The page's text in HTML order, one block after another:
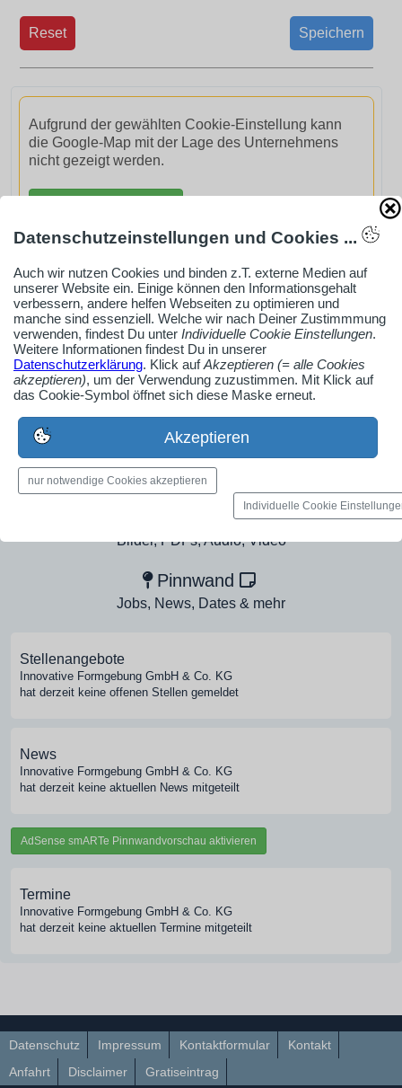
Speichern
Reset
Aufgrund der gewählten Cookie-Einstellung kann
die Google-Map mit der Lage des Unternehmens
nicht gezeigt werden.
AdSense smARTe inArticle-Anzeige aktivieren
Ob Solo-Selbsständiger, Handwerksbetrieb oder
Industrieunternehmen
Erstelle jetzt ein gratis Firmenprofil für dein Unternehmen:
jetzt registrieren
Medien-Galerie
Bilder, PDFs, Audio, Video
Pinnwand
Jobs, News, Dates & mehr
Stellenangebote
Innovative Formgebung GmbH & Co. KG
hat derzeit keine offenen Stellen gemeldet
News
Innovative Formgebung GmbH & Co. KG
hat derzeit keine aktuellen News mitgeteilt
AdSense smARTe Pinnwandvorschau aktivieren
Termine
Innovative Formgebung GmbH & Co. KG
hat derzeit keine aktuellen Termine mitgeteilt
Datenschutz Impressum Kontaktformular
Kontakt
Anfahrt
Disclaimer Gratiseintrag
Datenschutzeinstellungen und Cookies ...
Auch wir nutzen Cookies und binden z.T. externe Medien auf
unserer Website ein. Einige können den Informationsgehalt
verbessern, andere helfen Webseiten zu optimieren und
manche sind essenziell. Welche wir nach Deiner Zustimmmung
verwenden, findest Du unter Individuelle Cookie Einstellungen.
Weitere Informationen findest Du in unserer
Datenschutzerklärung. Klick aufAkzeptieren (= alle Cookies
akzeptieren), um der Verwendung zuzustimmen. Mit Klick auf
das Cookie-Symbol öffnet sich diese Maske erneut.
Akzeptieren
nur notwendige Cookies akzeptieren
Individuelle Cookie